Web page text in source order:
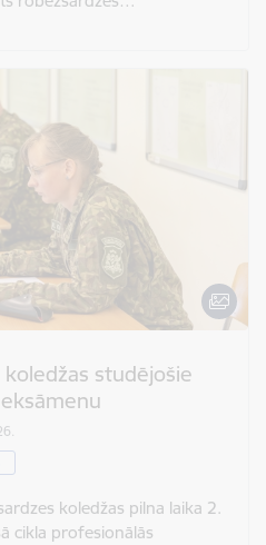
studējošie
koledžas pilna laika 2.
cikla profesionālās